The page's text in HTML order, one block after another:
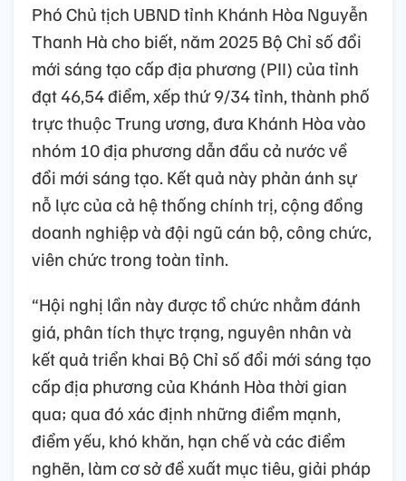
Phó Chủ tịch UBND tỉnh Khánh Hòa Nguyễn
Thanh Hà cho biết, năm 2025 Bộ Chỉ số đổi
mới sáng tạo cấp địa phương (PII) của tỉnh
đạt 46,54 điểm, xếp thứ 9/34 tỉnh, thành phố
trực thuộc Trung ương, đưa Khánh Hòa vào
nhóm 10 địa phương dẫn đầu cả nước về
đổi mới sáng tạo. Kết quả này phản ánh sự
nỗ lực của cả hệ thống chính trị, cộng đồng
doanh nghiệp và đội ngũ cán bộ, công chức,
viên chức trong toàn tỉnh.
“Hội nghị lần này được tổ chức nhằm đánh
giá, phân tích thực trạng, nguyên nhân và
kết quả triển khai Bộ Chỉ số đổi mới sáng tạo
cấp địa phương của Khánh Hòa thời gian
qua; qua đó xác định những điểm mạnh,
điểm yếu, khó khăn, hạn chế và các điểm
nghẽn, làm cơ sở đề xuất mục tiêu, giải pháp